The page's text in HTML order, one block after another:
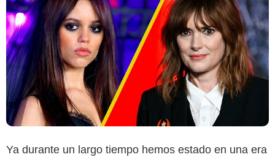
Ya durante un largo tiempo hemos estado en una era